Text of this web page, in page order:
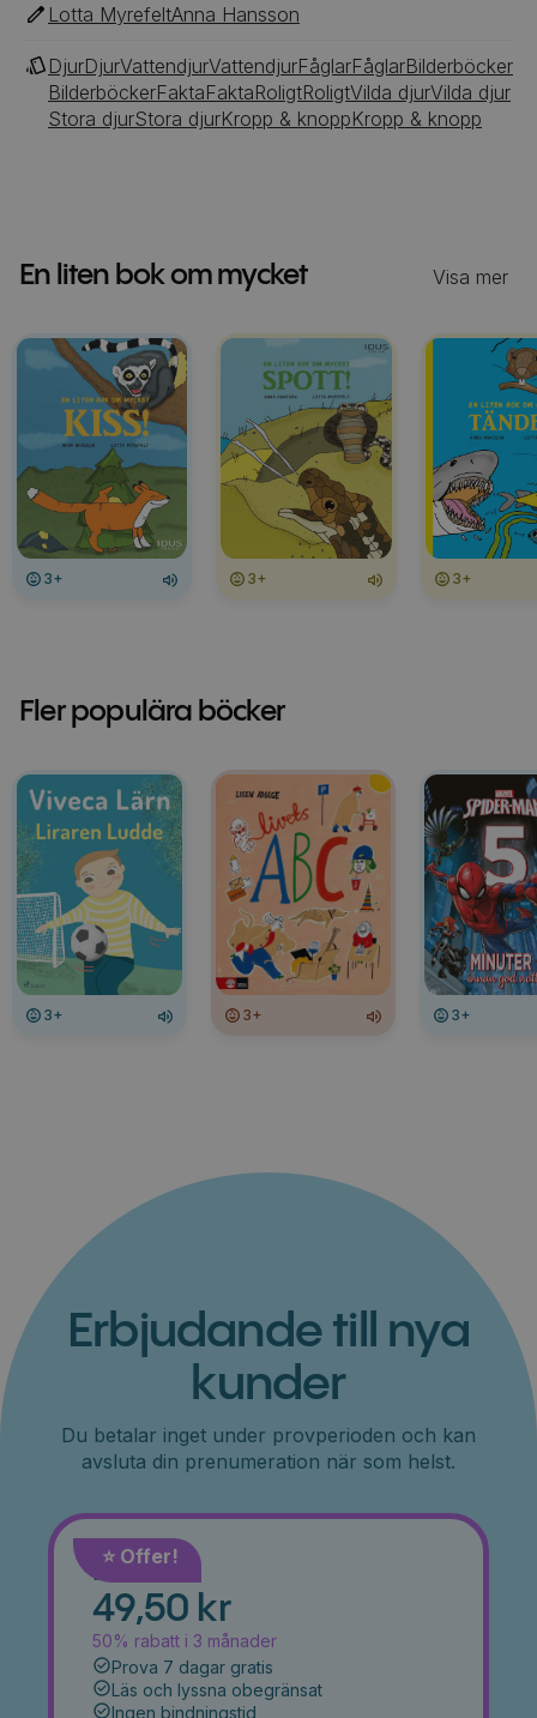
Lotta MyrefeltAnna Hansson
DjurDjurVattendjurVattendjurFåglarFåglarBilderböcker
BilderböckerFaktaFaktaRoligtRoligtVilda djurVilda djur
Stora djurStora djurKropp & knoppKropp & knopp
En liten bok om mycket Visa mer
3+ 3+ 3+
Fler populära böcker
3+ 3+ 3+
Erbjudande till nya
kunder
Du betalar inget under provperioden och kan
avsluta din prenumeration när som helst.
⭐️ Offer!
Månad
49,50 kr
50% rabatt i 3 månader
Prova 7 dagar gratis
Läs och lyssna obegränsat
Ingen bindningstid